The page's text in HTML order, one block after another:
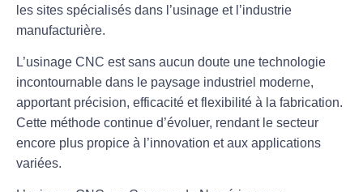
les sites spécialisés dans l’usinage et l’industrie
manufacturière.
L’usinage CNC est sans aucun doute une technologie
incontournable dans le paysage industriel moderne,
apportant précision, efficacité et flexibilité à la fabrication.
Cette méthode continue d’évoluer, rendant le secteur
encore plus propice à l’innovation et aux applications
variées.